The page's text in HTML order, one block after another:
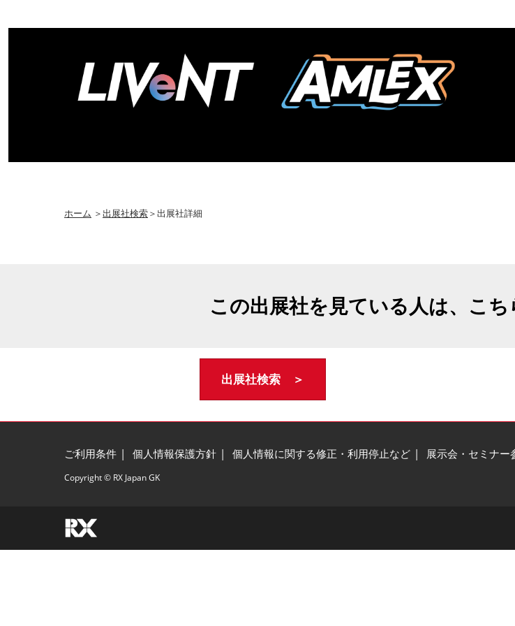
ホーム ＞出展社検索＞出展社詳細
この出展社を見ている人は、こ
出展社検索 ＞
ご利用条件 個人情報保護方針 個人情報に関する修正・利用停止など 展示会・セミナー
Copyright © RX Japan GK